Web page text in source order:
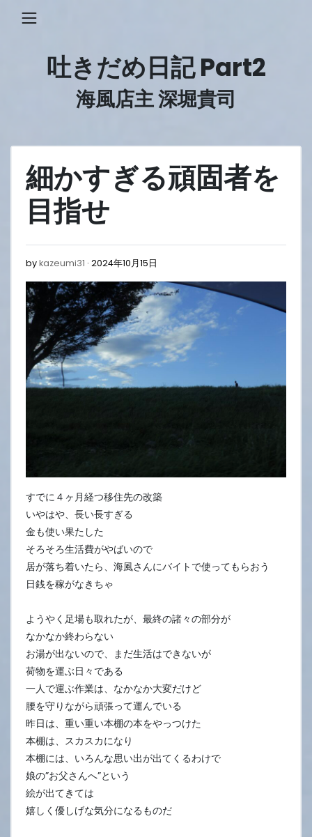
吐きだめ日記 Part2
海風店主 深堀貴司
細かすぎる頑固者を
目指せ
bykazeumi31 2024年10月15日
10
月
日
すでに４ヶ月経つ移住先の改築
いやはや、長い長すぎる
金も使い果たした
そろそろ生活費がやばいので
居が落ち着いたら、海風さんにバイトで使ってもらおう
日銭を稼がなきちゃ
ようやく足場も取れたが、最終の諸々の部分が
なかなか終わらない
お湯が出ないので、まだ生活はできないが
荷物を運ぶ日々である
一人で運ぶ作業は、なかなか大変だけど
腰を守りながら頑張って運んでいる
昨日は、重い重い本棚の本をやっつけた
本棚は、スカスカになり
本棚には、いろんな思い出が出てくるわけで
娘の”お父さんへ”という
絵が出てきては
嬉しく優しげな気分になるものだ